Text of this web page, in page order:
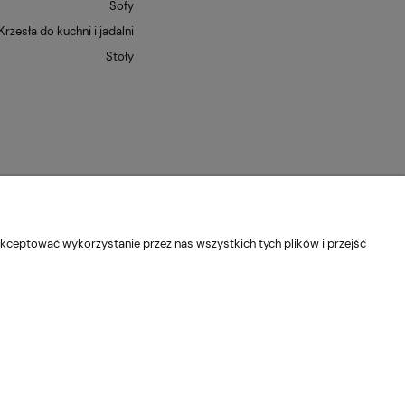
Sofy
Krzesła do kuchni i jadalni
Stoły
wykorzystanie przez nas wszystkich tych plików i przejść